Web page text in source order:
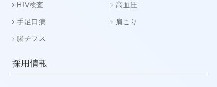
HIV検査 高血圧
手足口病 肩こり
腸チフス
採用情報